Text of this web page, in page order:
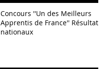
Concours ''Un des Meilleurs
Apprentis de France'' Résultats
nationaux